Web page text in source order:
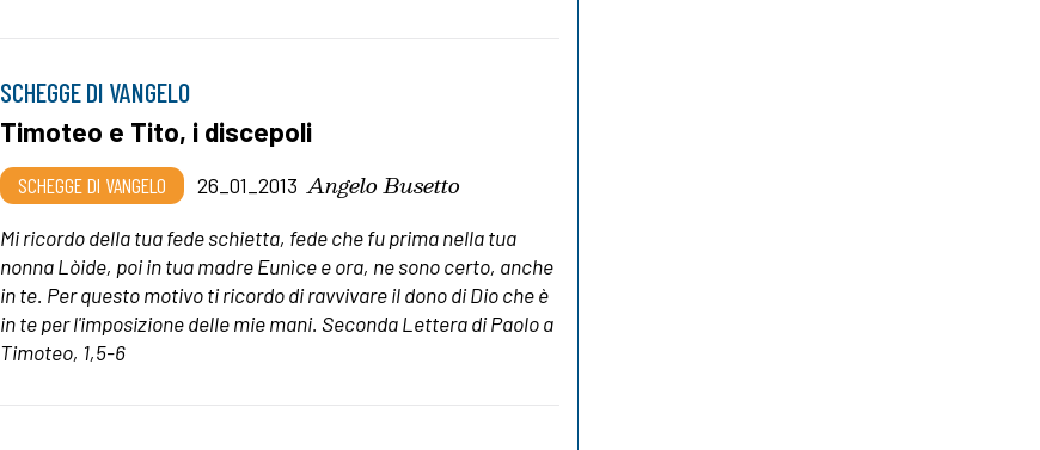
SCHEGGE DI VANGELO
Timoteo e Tito, i discepoli
SCHEGGE DI VANGELO 26_01_2013 Angelo Busetto
Mi ricordo della tua fede schietta, fede che fu prima nella tua
nonna Lòide, poi in tua madre Eunìce e ora, ne sono certo, anche
in te. Per questo motivo ti ricordo di ravvivare il dono di Dio che è
in te per l'imposizione delle mie mani. Seconda Lettera di Paolo a
Timoteo, 1,5-6